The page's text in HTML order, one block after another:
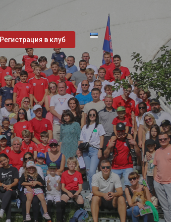
Регистрация в клуб